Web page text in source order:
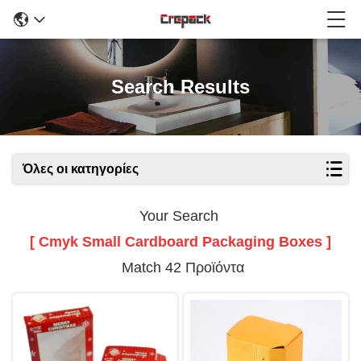
Search Results
Όλες οι κατηγορίες
Your Search
[ Cmyk Small Cardboard Packaging Boxes ]
Match 42 Προϊόντα